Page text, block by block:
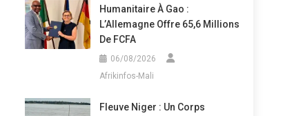
Humanitaire À Gao :
L’Allemagne Offre 65,6 Millions
De FCFA
06/08/2026
Afrikinfos-Mali
Fleuve Niger : Un Corps